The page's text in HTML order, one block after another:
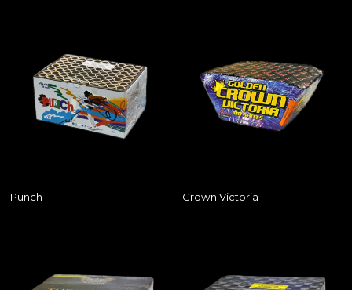
Punch Crown Victoria